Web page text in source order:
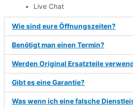
Live Chat
Wie sind eure Öffnungszeiten?
Benötigt man einen Termin?
Werden Original Ersatzteile
Gibt es eine Garantie?
Was wenn ich eine falsche